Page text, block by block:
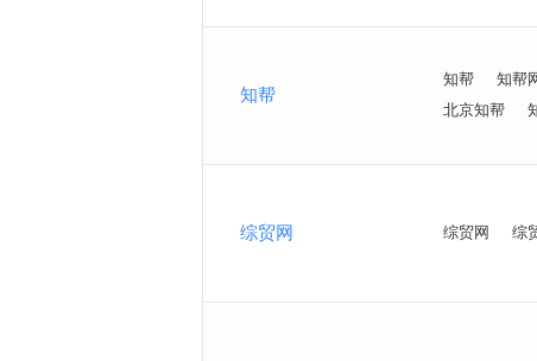
知帮
知帮 知帮
北京知帮
综贸网 综贸网 综